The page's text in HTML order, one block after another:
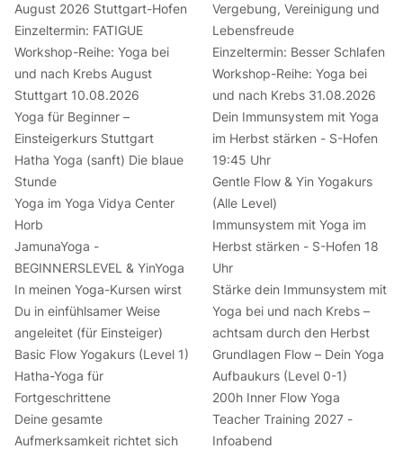
August 2026 Stuttgart-Hofen
Einzeltermin: FATIGUE
Workshop-Reihe: Yoga bei
und nach Krebs August
Stuttgart 10.08.2026
Yoga für Beginner –
Einsteigerkurs Stuttgart
Hatha Yoga (sanft) Die blaue
Stunde
Yoga im Yoga Vidya Center
Horb
JamunaYoga -
BEGINNERSLEVEL & YinYoga
In meinen Yoga-Kursen wirst
Du in einfühlsamer Weise
angeleitet (für Einsteiger)
Basic Flow Yogakurs (Level 1)
Hatha-Yoga für
Fortgeschrittene
Deine gesamte
Aufmerksamkeit richtet sich
Vergebung, Vereinigung und
Lebensfreude
Einzeltermin: Besser Schlafen
Workshop-Reihe: Yoga bei
und nach Krebs 31.08.2026
Dein Immunsystem mit Yoga
im Herbst stärken - S-Hofen
19:45 Uhr
Gentle Flow & Yin Yogakurs
(Alle Level)
Immunsystem mit Yoga im
Herbst stärken - S-Hofen 18
Uhr
Stärke dein Immunsystem mit
Yoga bei und nach Krebs –
achtsam durch den Herbst
Grundlagen Flow – Dein Yoga
Aufbaukurs (Level 0-1)
200h Inner Flow Yoga
Teacher Training 2027 -
Infoabend